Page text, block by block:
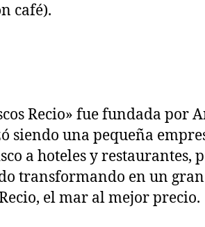
café).
Recio» fue fundada por
siendo una pequeña
a hoteles y restaurantes,
transformando en un gran
el mar al mejor precio.